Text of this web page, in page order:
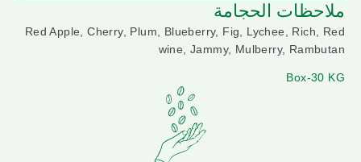
ملاحظات الحجامة
Red Apple, Cherry, Plum, Blueberry, Fig, Lychee, Rich, Red
wine, Jammy, Mulberry, Rambutan
Box-30 KG